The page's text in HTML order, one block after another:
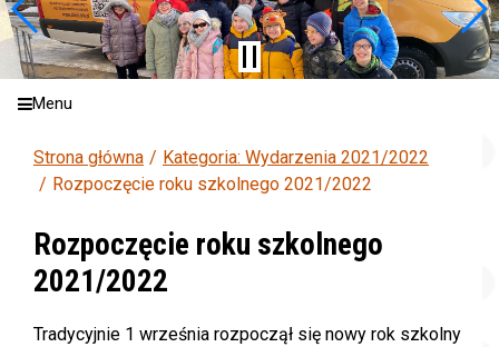
Menu
Strona główna
Kategoria: Wydarzenia 2021/2022
Rozpoczęcie roku szkolnego 2021/2022
Rozpoczęcie roku szkolnego
2021/2022
Tradycyjnie 1 września rozpoczął się nowy rok szkolny